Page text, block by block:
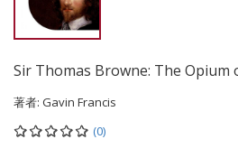
Sir Thomas Browne: The Opium
著者: Gavin Francis
(0)